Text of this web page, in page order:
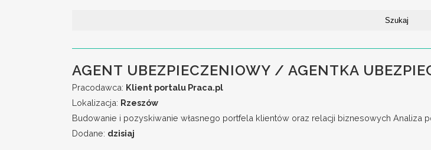
AGENT UBEZPIECZENIOWY / AGENTKA
Pracodawca: Klient portalu Praca.pl
Lokalizacja: Rzeszów
Budowanie i pozyskiwanie własnego portfela klientów oraz relacji biznesowych Analiza
Dodane: dzisiaj